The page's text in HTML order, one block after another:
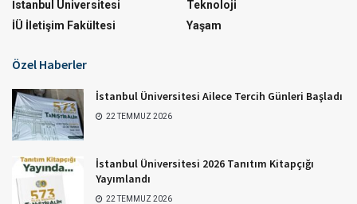
İstanbul Üniversitesi
İÜ İletişim Fakültesi
Teknoloji
Yaşam
Özel Haberler
İstanbul Üniversitesi Ailece Tercih Günleri Başladı
22 TEMMUZ 2026
İstanbul Üniversitesi 2026 Tanıtım Kitapçığı
Yayımlandı
22 TEMMUZ 2026